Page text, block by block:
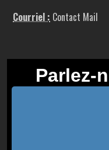
Courriel : Contact Mail